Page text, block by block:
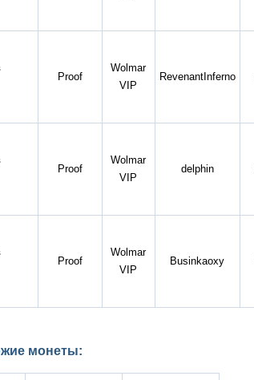
Proof
Wolmar
VIP
RevenantInferno
Proof
Wolmar
VIP
delphin
Proof
Wolmar
VIP
Businkaoxy
монеты: